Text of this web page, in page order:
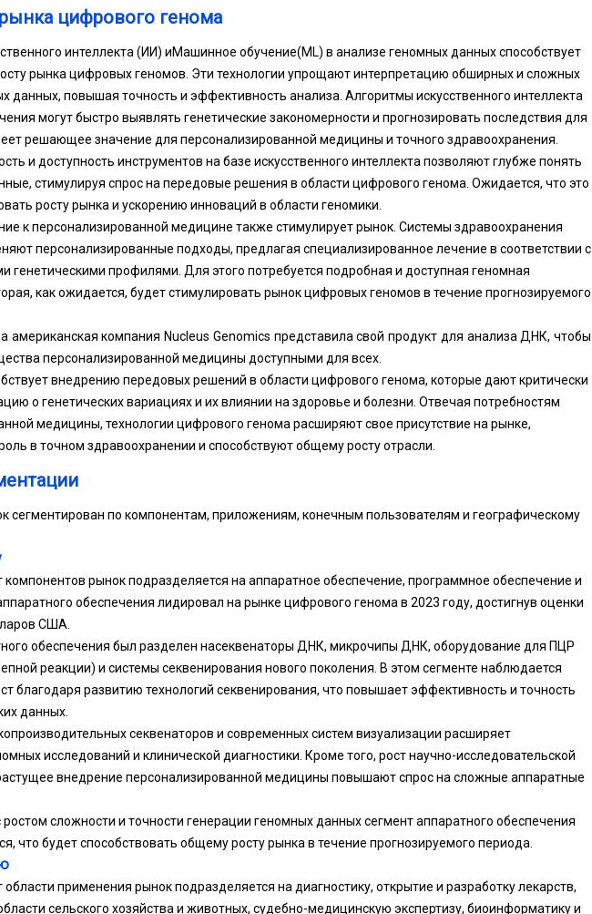
цифрового генома
интеллекта (ИИ) иМашинное обучение(ML) в анализе геномных данных способствует
рынка цифровых геномов. Эти технологии упрощают интерпретацию обширных и сложных
данных, повышая точность и эффективность анализа. Алгоритмы искусственного интеллекта
могут быстро выявлять генетические закономерности и прогнозировать последствия для
решающее значение для персонализированной медицины и точного здравоохранения.
и доступность инструментов на базе искусственного интеллекта позволяют глубже понять
стимулируя спрос на передовые решения в области цифрового генома. Ожидается, что это
росту рынка и ускорению инноваций в области геномики.
к персонализированной медицине также стимулирует рынок. Системы здравоохранения
персонализированные подходы, предлагая специализированное лечение в соответствии с
генетическими профилями. Для этого потребуется подробная и доступная геномная
как ожидается, будет стимулировать рынок цифровых геномов в течение прогнозируемого
американская компания Nucleus Genomics представила свой продукт для анализа ДНК, чтобы
персонализированной медицины доступными для всех.
внедрению передовых решений в области цифрового генома, которые дают критически
о генетических вариациях и их влиянии на здоровье и болезни. Отвечая потребностям
медицины, технологии цифрового генома расширяют свое присутствие на рынке,
в точном здравоохранении и способствуют общему росту отрасли.
сегментирован по компонентам, приложениям, конечным пользователям и географическому
компонентов рынок подразделяется на аппаратное обеспечение, программное обеспечение и
обеспечения лидировал на рынке цифрового генома в 2023 году, достигнув оценки
США.
обеспечения был разделен насеквенаторы ДНК, микрочипы ДНК, оборудование для ПЦР
реакции) и системы секвенирования нового поколения. В этом сегменте наблюдается
благодаря развитию технологий секвенирования, что повышает эффективность и точность
данных.
секвенаторов и современных систем визуализации расширяет
исследований и клинической диагностики. Кроме того, рост научно-исследовательской
внедрение персонализированной медицины повышают спрос на сложные аппаратные
сложности и точности генерации геномных данных сегмент аппаратного обеспечения
что будет способствовать общему росту рынка в течение прогнозируемого периода.
области применения рынок подразделяется на диагностику, открытие и разработку лекарств,
сельского хозяйства и животных, судебно-медицинскую экспертизу, биоинформатику и